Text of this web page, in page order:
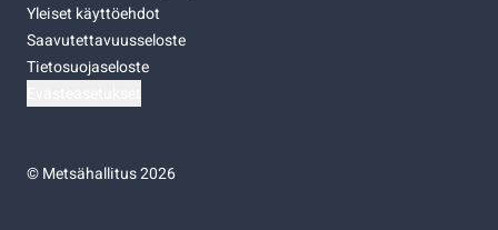
Yleiset käyttöehdot
Saavutettavuusseloste
Tietosuojaseloste
©Metsähallitus 2026